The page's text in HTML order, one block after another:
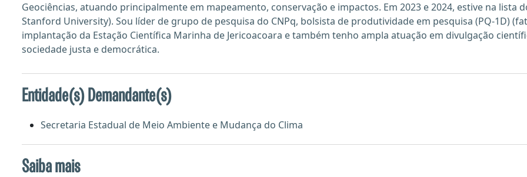
Geociências, atuando principalmente em mapeamento, conservação e impactos. Em 2023 e 2024, estive na
Stanford University). Sou líder de grupo de pesquisa do CNPq, bolsista de produtividade em pesquisa (PQ-1D)
implantação da Estação Científica Marinha de Jericoacoara e também tenho ampla atuação em divulgação
sociedade justa e democrática.
Entidade(s) Demandante(s)
Secretaria Estadual de Meio Ambiente e Mudança do Clima
Saiba mais